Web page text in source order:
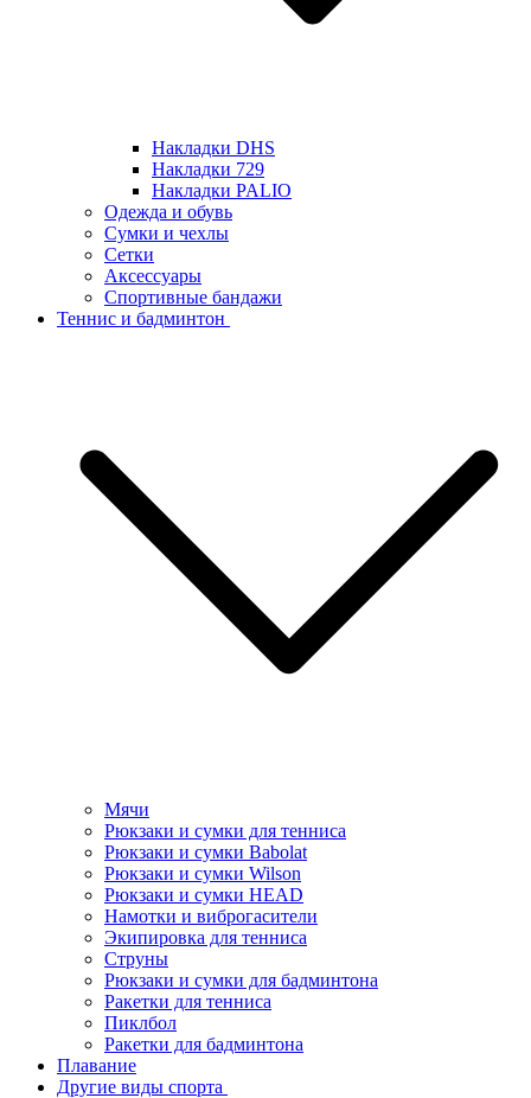
Накладки DHS
Накладки 729
Накладки PALIO
Одежда и обувь
Сумки и чехлы
Сетки
Аксессуары
Спортивные бандажи
Теннис и бадминтон
Мячи
Рюкзаки и сумки для тенниса
Рюкзаки и сумки Babolat
Рюкзаки и сумки Wilson
Рюкзаки и сумки HEAD
Намотки и виброгасители
Экипировка для тенниса
Струны
Рюкзаки и сумки для бадминтона
Ракетки для тенниса
Пиклбол
Ракетки для бадминтона
Плавание
Другие виды спорта